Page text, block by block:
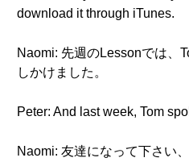
download it through iTunes.
Naomi: 先週のLessonでは、
しかけました。
Peter: And last week, Tom
Naomi: 友達になって下さい